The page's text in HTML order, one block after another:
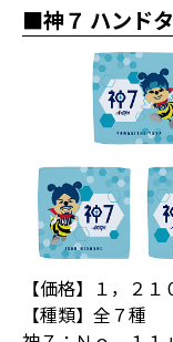
■神７ ハンド
【価格】１，２１
【種類】全７種